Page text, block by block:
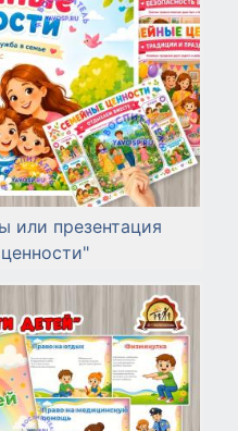
или презентация